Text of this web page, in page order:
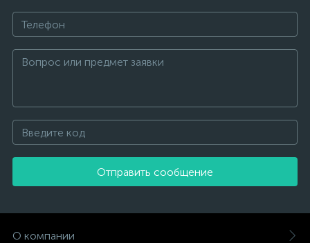
Отправить сообщение
О компании